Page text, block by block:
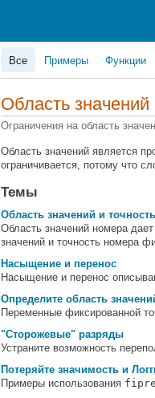
Все Примеры Функции
Область значений
Ограничения на область
Область значений является
ограничивается, потому что
Темы
Область значений и точность
Область значений номера
значений и точность номера
Насыщение и перенос
Насыщение и перенос
Определите область
Переменные фиксированной
"Сторожевые" разряды
Устраните возможность
Потеряйте значимость и
Примеры использования